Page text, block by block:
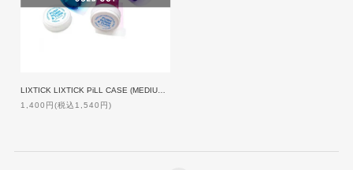
1,400円(税込1,540円)